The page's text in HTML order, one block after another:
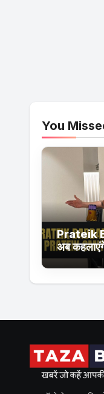
You
Prateik
अब
Patil –